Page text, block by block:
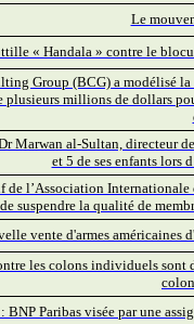
Le
« Handala » contre le
Group (BCG) a modélisé la
plusieurs millions de dollars
Marwan al-Sultan, directeur
et 5 de ses enfants lors
de l’Association
suspendre la qualité de
vente d'armes américaines
les colons individuels sont
: BNP Paribas visée par une